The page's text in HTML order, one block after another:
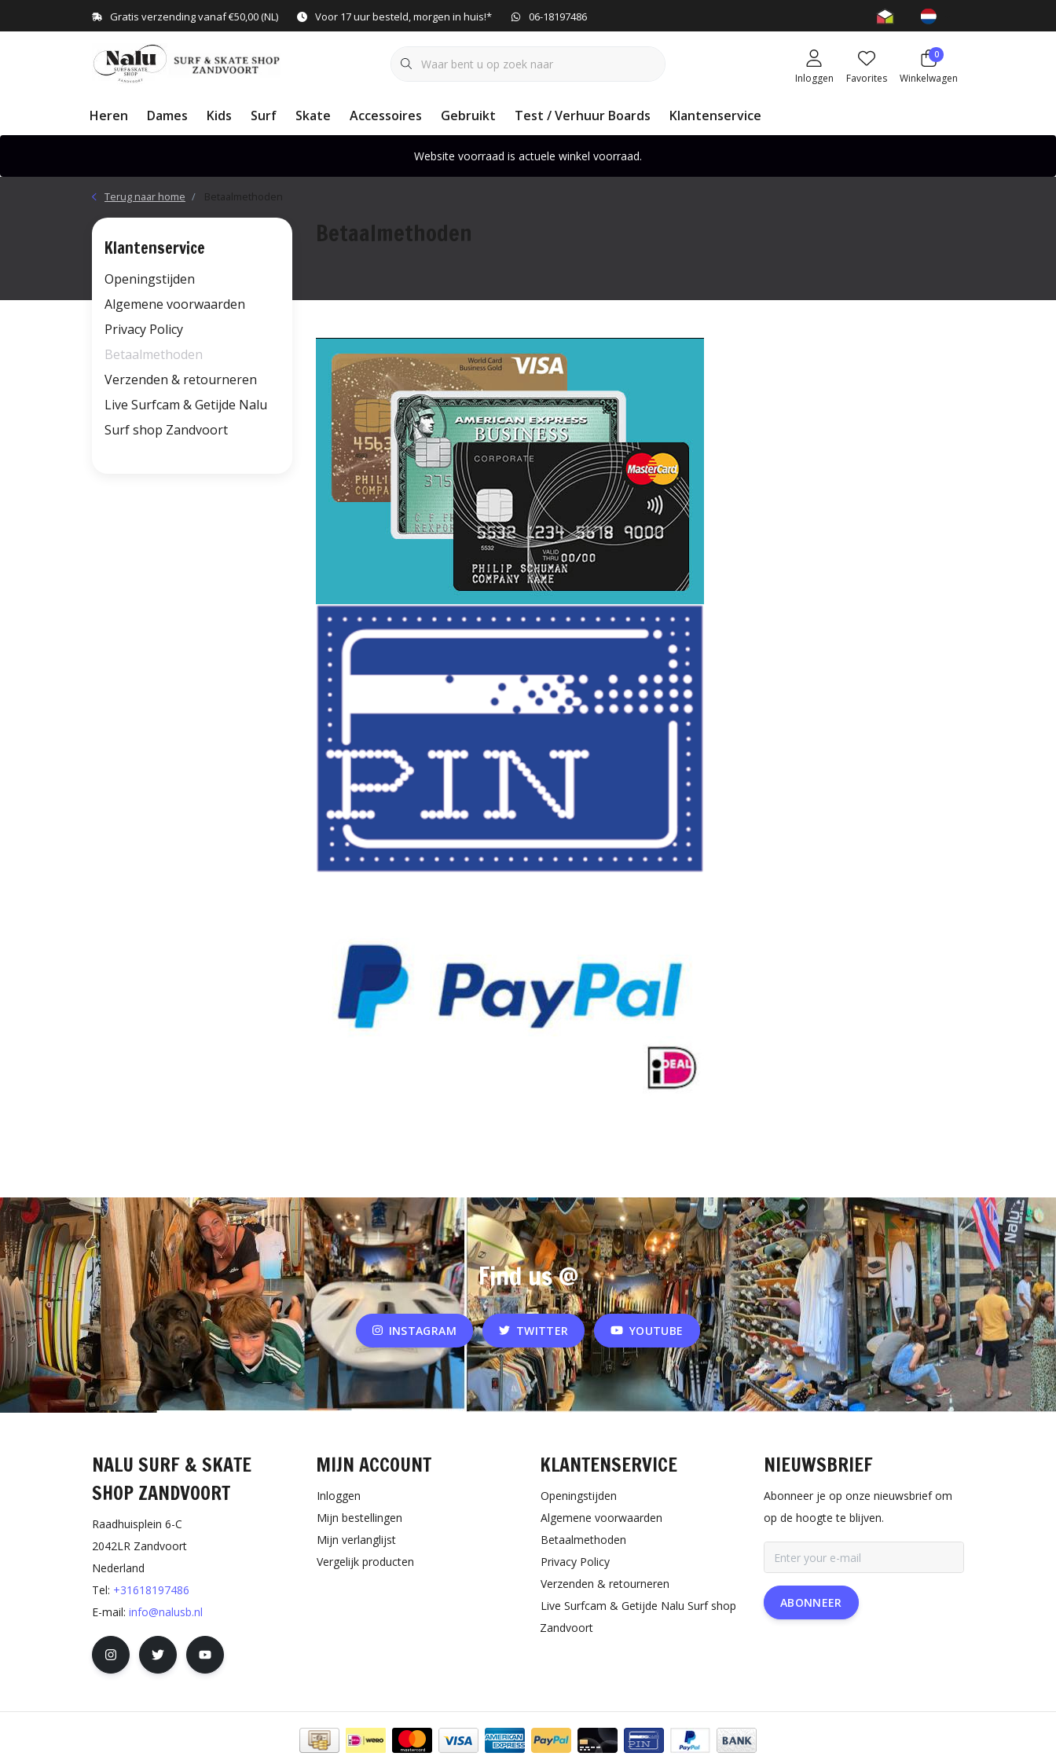
Gratis verzending vanaf €50,00 (NL) Voor 17 uur besteld, morgen in huis!* 06-18197486
Inloggen Favorites
0
Winkelwagen
Heren Dames Kids Surf Skate Accessoires Gebruikt Test / Verhuur Boards Klantenservice
Website voorraad is actuele winkel voorraad.
Terug naar home Betaalmethoden
Klantenservice
Openingstijden
Algemene voorwaarden
Privacy Policy
Betaalmethoden
Verzenden & retourneren
Live Surfcam & Getijde Nalu
Surf shop Zandvoort
Betaalmethoden
Find us @
INSTAGRAM TWITTER YOUTUBE
NALU SURF & SKATE
SHOP ZANDVOORT
Raadhuisplein 6-C
2042LR Zandvoort
Nederland
Tel: +31618197486
E-mail: info@nalusb.nl
MIJN ACCOUNT
Inloggen
Mijn bestellingen
Mijn verlanglijst
Vergelijk producten
KLANTENSERVICE
Openingstijden
Algemene voorwaarden
Betaalmethoden
Privacy Policy
Verzenden & retourneren
Live Surfcam & Getijde Nalu Surf shop
Zandvoort
NIEUWSBRIEF
Abonneer je op onze nieuwsbrief om
op de hoogte te blijven.
ABONNEER